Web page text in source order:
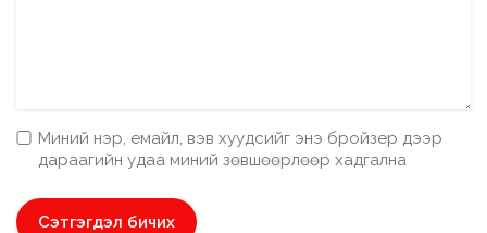
Миний нэр, емайл, вэв хуудсийг энэ бройзер дээр
дараагийн удаа миний зөвшөөрлөөр хадгална